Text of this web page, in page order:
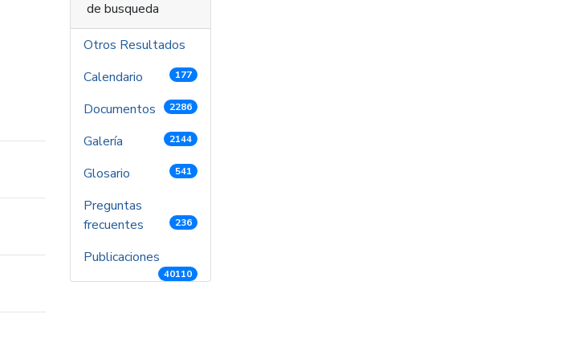
de busqueda
Otros Resultados
Calendario
177
Documentos 2286
Galería 2144
Glosario 541
Preguntas
frecuentes
236
Publicaciones
40110